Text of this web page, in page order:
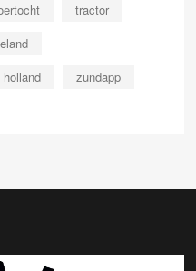
tractor
holland zundapp